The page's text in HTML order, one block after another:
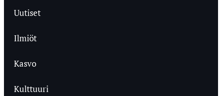
Uutiset
Ilmiöt
Kasvo
Kulttuuri